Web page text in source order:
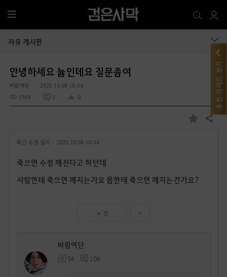
전
체
메
자유 게시판
안녕하세요 늅인데요 질문좀여
바람여단
2025.10.08 18:34
1969
2 0
즐
공유하기
최근 수정 일시 : 2025.10.08 18:34
죽으면 수정 깨진다고 하던데
사람한테 죽으면 깨지는가요 몹한테 죽으면 깨지는건가요?
0
바람여단
54 104
추천 가이드 보기